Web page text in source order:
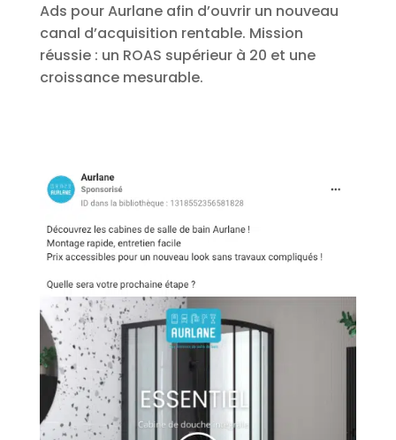
Ads pour Aurlane afin d’ouvrir un nouveau
canal d’acquisition rentable. Mission
réussie : un ROAS supérieur à 20 et une
croissance mesurable.